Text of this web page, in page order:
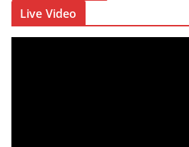
Live Video